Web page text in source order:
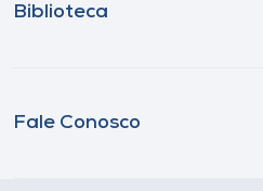
Biblioteca
Fale Conosco